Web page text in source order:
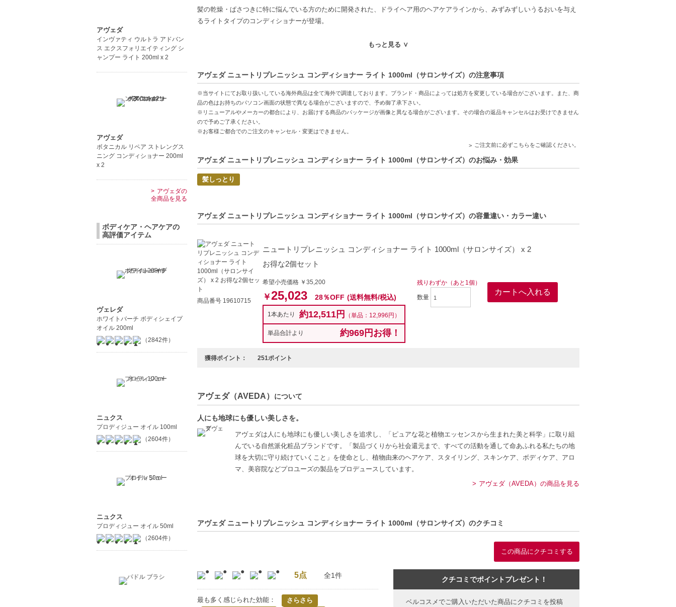
髪の乾燥・ぱさつきに特に悩んでいる方のために開発された、ドライヘア用のヘアケアラインから、みずみずしいうるおいを与え
るライトタイプのコンディショナーが登場。
特に細い?普通の髪向け(軟毛、ボリュームが出にくい方)に。ココア、オーガニックジンジャー、オーガニックカルダモンなどの、
乾燥した髪をみずみずしいうるおいで満たし、健康なコンディションに整えます。96%自然界由来成分のドライヘア用デイリーコ
ンディショナーです。シリコンフリー。
【商品の特徴】
うるおい補給-乾燥した髪にみずみずしいうるおいを与えます。
自然由来成分-96%が自然由来成分で、髪に優しい使用感。
乾燥した髪が気になる方
【JAN/UPC:0018084014394】
もっと見る ∨
アヴェダ ニュートリプレニッシュ コンディショナー ライト 1000ml（サロンサイズ）の注意事項
※当サイトにてお取り扱いしている海外商品は全て海外で調達しております。ブランド・商品によっては処方を変更している場合がございます。また、商
品の色はお持ちのパソコン画面の状態で異なる場合がございますので、予め御了承下さい。
※リニューアルやメーカーの都合により、お届けする商品のパッケージが画像と異なる場合がございます。その場合の返品キャンセルはお受けできません
ので予めご了承ください。
※お客様ご都合でのご注文のキャンセル・変更はできません。
ご注文前に必ずこちらをご確認ください。
アヴェダ ニュートリプレニッシュ コンディショナー ライト 1000ml（サロンサイズ）のお悩み・効果
髪しっとり
アヴェダ ニュートリプレニッシュ コンディショナー ライト 1000ml（サロンサイズ）の容量違い・カラー違い
商品番号 19610715
ニュートリプレニッシュ コンディショナー ライト 1000ml（サロンサイズ） x 2
お得な2個セット
希望小売価格 ￥35,200
￥25,023 28％OFF (送料無料/税込)
1本あたり 約12,511円 （単品：12,996円）
単品合計より 約969円お得！
残りわずか（あと1個）
数量
獲得ポイント： 251ポイント
アヴェダ（AVEDA） について
人にも地球にも優しい美しさを。
アヴェダは人にも地球にも優しい美しさを追求し、「ピュアな花と植物エッセンスから生まれた美と科学」に取り組
んでいる自然派化粧品ブランドです。「製品づくりから社会還元まで、すべての活動を通して命あふれる私たちの地
球を大切に守り続けていくこと」を使命とし、植物由来のヘアケア、スタイリング、スキンケア、ボディケア、アロ
マ、美容院などプロユーズの製品をプロデュースしています。
アヴェダ（AVEDA）の商品を見る
アヴェダ ニュートリプレニッシュ コンディショナー ライト 1000ml（サロンサイズ）のクチコミ
この商品にクチコミする
5点 全1件
最も多く感じられた効能：
さらさら
クチコミでポイントプレゼント！
ベルコスメでご購入いただいた商品にクチコミを投稿
アヴェダ
インヴァティ ウルトラ アドバン
ス エクスフォリエイティング シ
ャンプー ライト 200ml x 2
アヴェダ
ボタニカル リペア ストレングス
ニング コンディショナー 200ml
x 2
アヴェダの
全商品を見る
ボディケア・ヘアケアの
高評価アイテム
ヴェレダ
ホワイトバーチ ボディシェイプ
オイル 200ml
（2842件）
ニュクス
プロディジュー オイル 100ml
（2604件）
ニュクス
プロディジュー オイル 50ml
（2604件）